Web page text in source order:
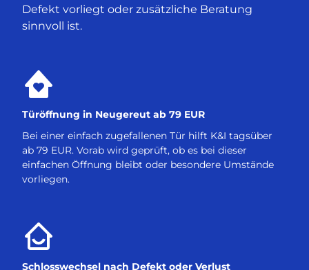
Defekt vorliegt oder zusätzliche Beratung
sinnvoll ist.
Türöffnung in Neugereut ab 79 EUR
Bei einer einfach zugefallenen Tür hilft K&I tagsüber
ab 79 EUR. Vorab wird geprüft, ob es bei dieser
einfachen Öffnung bleibt oder besondere Umstände
vorliegen.
Schlosswechsel nach Defekt oder Verlust